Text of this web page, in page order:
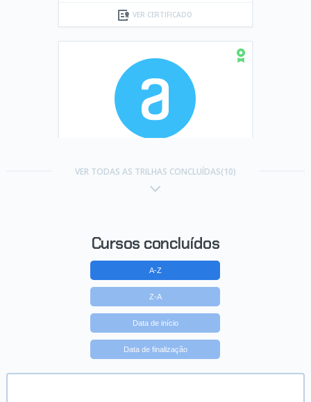
VER CERTIFICADO
Trilha Vue.js
VER TODAS AS TRILHAS CONCLUÍDAS(10)
Cursos concluídos
A-Z
Z-A
Data de início
Data de finalização